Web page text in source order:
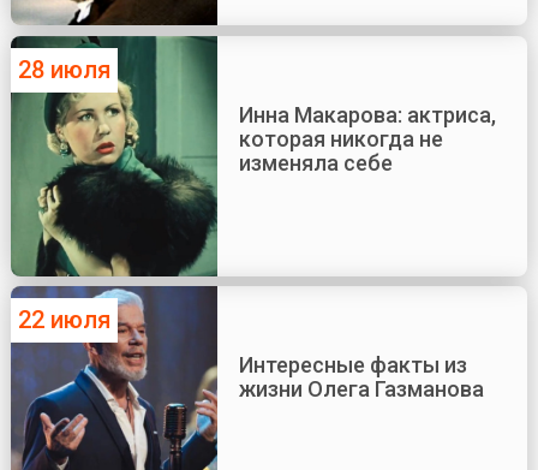
28 июля
Инна Макарова: актриса,
которая никогда не
изменяла себе
22 июля
Интересные факты из
жизни Олега Газманова